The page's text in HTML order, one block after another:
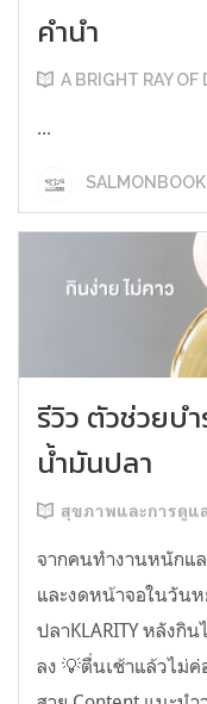
คำนำ
A BRIGHT RAY
...
รีวิว ตัวช่วยบ
น้ำมันปลา
สุขภาพและการดูแ
จากคนทำงานหนักแล
และงดหน้าจอในวันห
ปลาKLARITY หลังกิ
ลง 💡ตื่นเช้าแล้วไม่